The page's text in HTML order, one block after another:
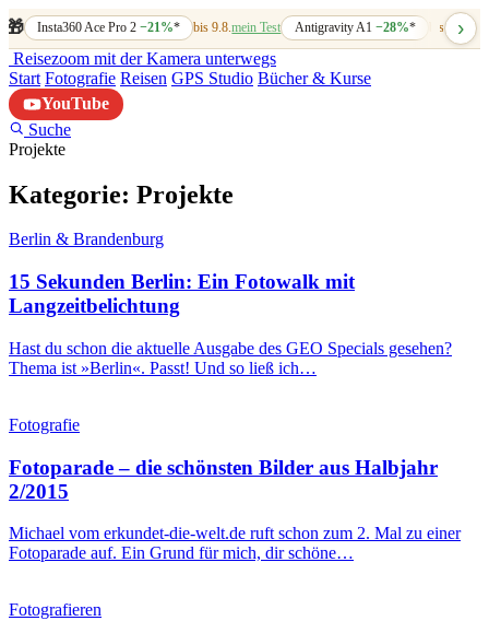
🎁 Insta360 Ace Pro 2−21%* bis 9.8.mein Test Antigravity A1 −28%* bis 7.8.
›
Reisezoom mit der Kamera unterwegs
Start Fotografie Reisen GPS Studio Bücher & Kurse
YouTube
Suche
Projekte
Kategorie: Projekte
Berlin & Brandenburg
15 Sekunden Berlin: Ein Fotowalk mit
Langzeitbelichtung
Hast du schon die aktuelle Ausgabe des GEO Specials gesehen?
Thema ist »Berlin«. Passt! Und so ließ ich…
Fotografie
Fotoparade – die schönsten Bilder aus Halbjahr
2/2015
Michael vom erkundet-die-welt.de ruft schon zum 2. Mal zu einer
Fotoparade auf. Ein Grund für mich, dir schöne…
Fotografieren